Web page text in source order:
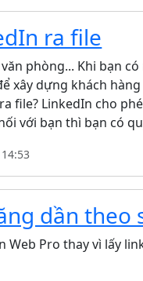
ra file
phòng... Khi bạn
xây dựng khách hàng
file? LinkedIn cho
với bạn thì bạn có
dần theo
Web Pro thay vì lấy